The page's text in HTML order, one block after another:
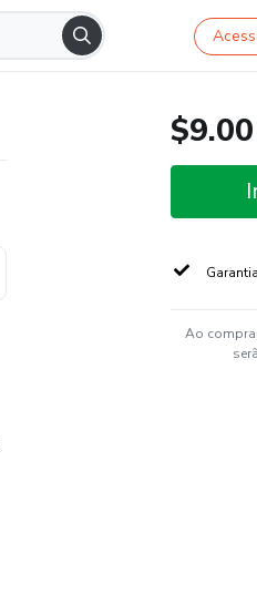
$9.00
Ao